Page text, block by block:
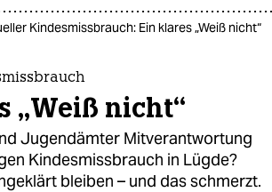
taz zahl ich
taz zahl ich
Kindesmissbrauch: Ein klares „Weiß nicht“
„Weiß nicht“
Jugendämter Mitverantwortung
Kindesmissbrauch in Lügde?
bleiben – und das schmerzt.